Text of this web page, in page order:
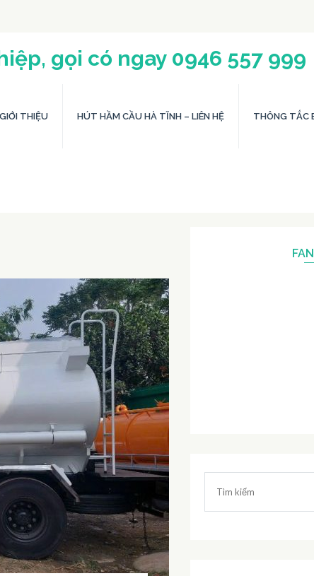
gọi có ngay 0946 557 999
THIỆU HÚT HẦM CẦU HÀ TĨNH – LIÊN HỆ THÔNG TẮC